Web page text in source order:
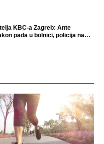
KBC-a Zagreb: Ante
pada u bolnici, policija na